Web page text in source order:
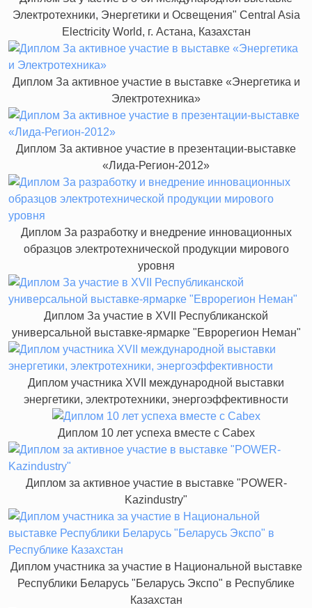
Электротехники, Энергетики и Освещения" Central Asia
Electricity World, г. Астана, Казахстан
Диплом За активное участие в выставке «Энергетика и
Электротехника»
Диплом За активное участие в презентации-выставке
«Лида-Регион-2012»
Диплом За разработку и внедрение инновационных
образцов электротехнической продукции мирового
уровня
Диплом За участие в XVII Республиканской
универсальной выставке-ярмарке "Еврорегион Неман"
Диплом участника XVII международной выставки
энергетики, электротехники, энергоэффективности
Диплом 10 лет успеха вместе с Cabex
Диплом за активное участие в выставке "POWER-
Kazindustry"
Диплом участника за участие в Национальной выставке
Республики Беларусь "Беларусь Экспо" в Республике
Казахстан